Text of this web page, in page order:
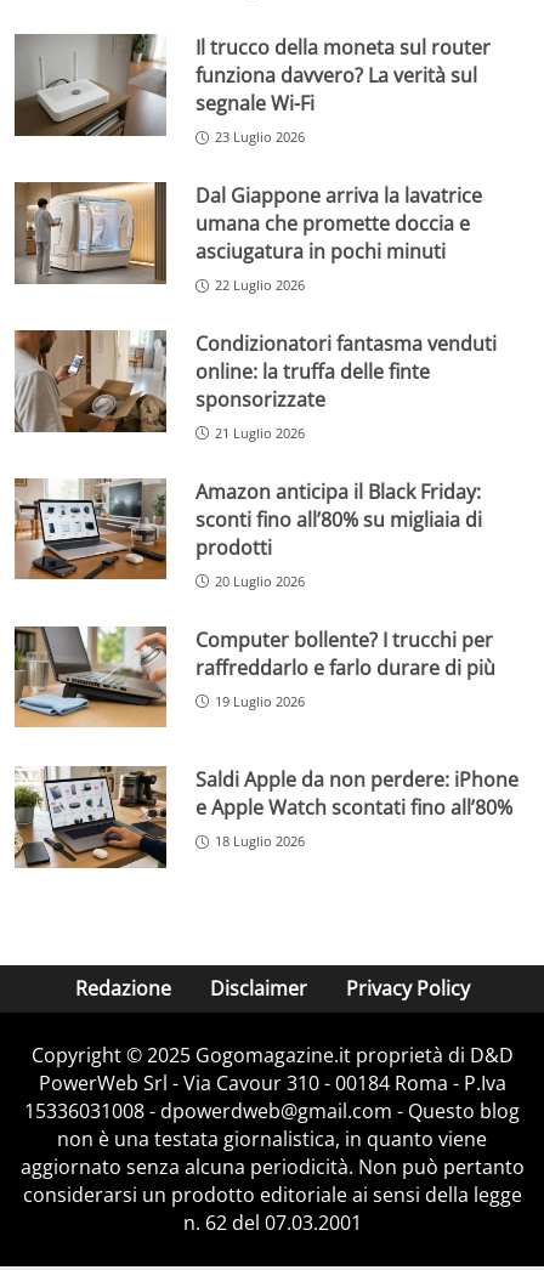
Il trucco della moneta sul router
funziona davvero? La verità sul
segnale Wi-Fi
23 Luglio 2026
Dal Giappone arriva la lavatrice
umana che promette doccia e
asciugatura in pochi minuti
22 Luglio 2026
Condizionatori fantasma venduti
online: la truffa delle finte
sponsorizzate
21 Luglio 2026
Amazon anticipa il Black Friday:
sconti fino all’80% su migliaia di
prodotti
20 Luglio 2026
Computer bollente? I trucchi per
raffreddarlo e farlo durare di più
19 Luglio 2026
Saldi Apple da non perdere: iPhone
e Apple Watch scontati fino all’80%
18 Luglio 2026
Redazione Disclaimer Privacy Policy
Copyright © 2025 Gogomagazine.it proprietà di D&D
PowerWeb Srl - Via Cavour 310 - 00184 Roma - P.Iva
15336031008 - dpowerdweb@gmail.com - Questo blog
non è una testata giornalistica, in quanto viene
aggiornato senza alcuna periodicità. Non può pertanto
considerarsi un prodotto editoriale ai sensi della legge
n. 62 del 07.03.2001